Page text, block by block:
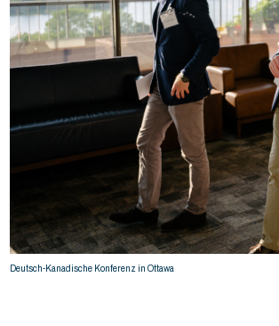
Deutsch-Kanadische Konferenz in Ottawa